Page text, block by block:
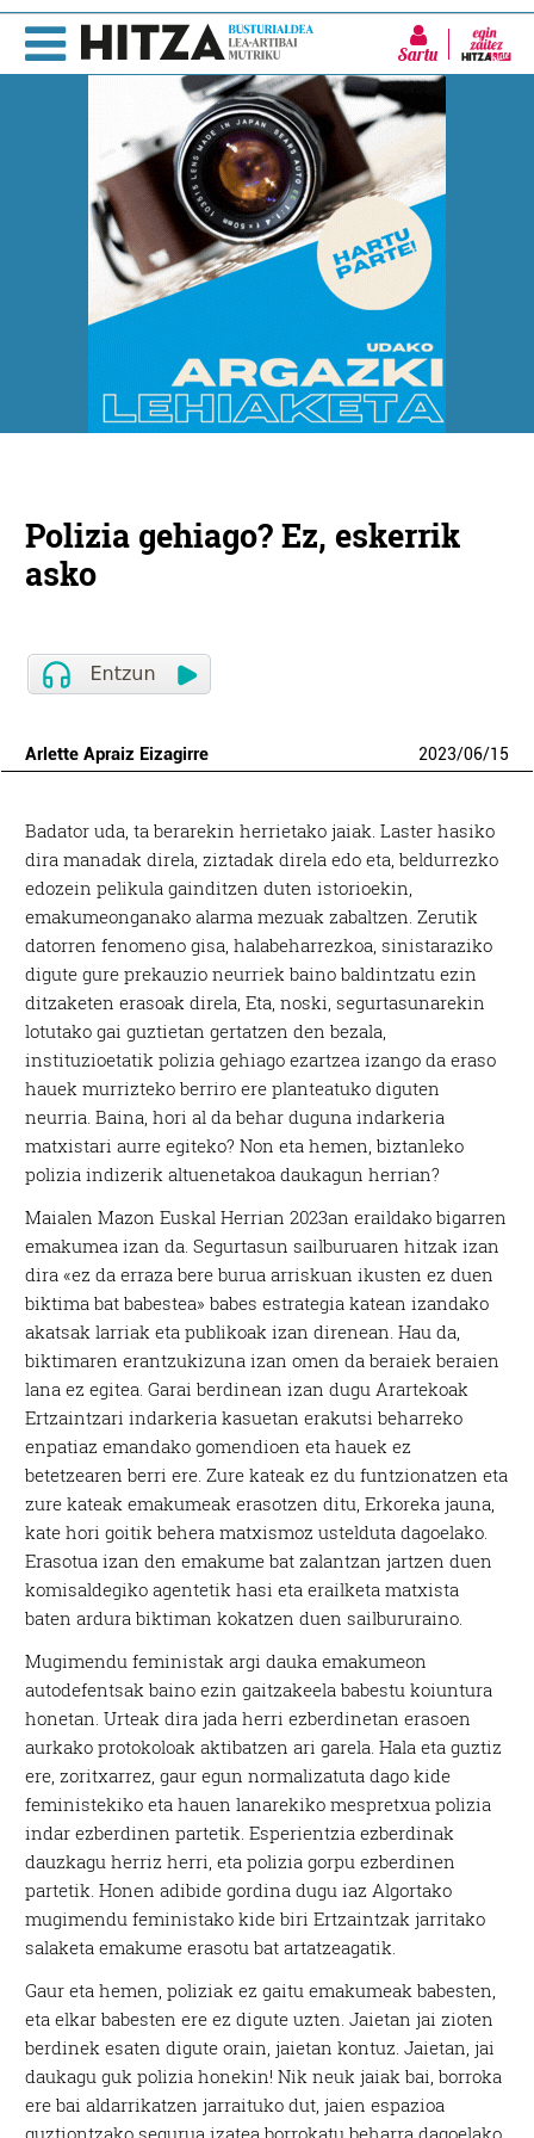
Sartu
Polizia gehiago? Ez, eskerrik
asko
Arlette Apraiz Eizagirre 2023/06/15
Badator uda, ta berarekin herrietako jaiak. Laster hasiko
dira manadak direla, ziztadak direla edo eta, beldurrezko
edozein pelikula gainditzen duten istorioekin,
emakumeonganako alarma mezuak zabaltzen. Zerutik
datorren fenomeno gisa, halabeharrezkoa, sinistaraziko
digute gure prekauzio neurriek baino baldintzatu ezin
ditzaketen erasoak direla, Eta, noski, segurtasunarekin
lotutako gai guztietan gertatzen den bezala,
instituzioetatik polizia gehiago ezartzea izango da eraso
hauek murrizteko berriro ere planteatuko diguten
neurria. Baina, hori al da behar duguna indarkeria
matxistari aurre egiteko? Non eta hemen, biztanleko
polizia indizerik altuenetakoa daukagun herrian?
Maialen Mazon Euskal Herrian 2023an eraildako bigarren
emakumea izan da. Segurtasun sailburuaren hitzak izan
dira «ez da erraza bere burua arriskuan ikusten ez duen
biktima bat babestea» babes estrategia katean izandako
akatsak larriak eta publikoak izan direnean. Hau da,
biktimaren erantzukizuna izan omen da beraiek beraien
lana ez egitea. Garai berdinean izan dugu Arartekoak
Ertzaintzari indarkeria kasuetan erakutsi beharreko
enpatiaz emandako gomendioen eta hauek ez
betetzearen berri ere. Zure kateak ez du funtzionatzen eta
zure kateak emakumeak erasotzen ditu, Erkoreka jauna,
kate hori goitik behera matxismoz ustelduta dagoelako.
Erasotua izan den emakume bat zalantzan jartzen duen
komisaldegiko agentetik hasi eta erailketa matxista
baten ardura biktiman kokatzen duen sailbururaino.
Mugimendu feministak argi dauka emakumeon
autodefentsak baino ezin gaitzakeela babestu koiuntura
honetan. Urteak dira jada herri ezberdinetan erasoen
aurkako protokoloak aktibatzen ari garela. Hala eta guztiz
ere, zoritxarrez, gaur egun normalizatuta dago kide
feministekiko eta hauen lanarekiko mespretxua polizia
indar ezberdinen partetik. Esperientzia ezberdinak
dauzkagu herriz herri, eta polizia gorpu ezberdinen
partetik. Honen adibide gordina dugu iaz Algortako
mugimendu feministako kide biri Ertzaintzak jarritako
salaketa emakume erasotu bat artatzeagatik.
Gaur eta hemen, poliziak ez gaitu emakumeak babesten,
eta elkar babesten ere ez digute uzten. Jaietan jai zioten
berdinek esaten digute orain, jaietan kontuz. Jaietan, jai
daukagu guk polizia honekin! Nik neuk jaiak bai, borroka
ere bai aldarrikatzen jarraituko dut, jaien espazioa
guztiontzako segurua izatea borrokatu beharra dagoelako,